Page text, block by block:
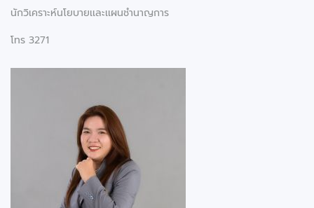
นักวิเคราะห์นโยบายเเละเเผนชำนาญการ
โทร 3271